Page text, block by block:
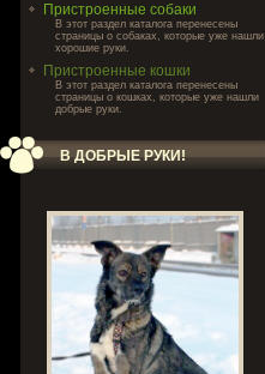
Пристроенные собаки
В этот раздел каталога перенесены
страницы о собаках, которые уже нашли
хорошие руки.
Пристроенные кошки
В этот раздел каталога перенесены
страницы о кошках, которые уже нашли
добрые руки.
В ДОБРЫЕ РУКИ!